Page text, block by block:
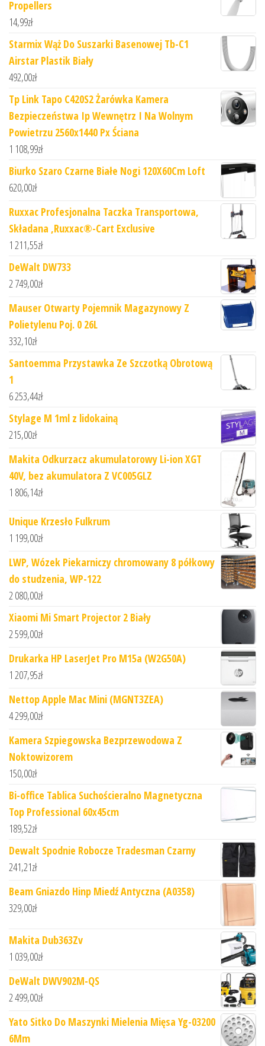
Propellers
14,99zł
Starmix Wąż Do Suszarki Basenowej Tb-C1
Airstar Plastik Biały
492,00zł
Tp Link Tapo C420S2 Żarówka Kamera
Bezpieczeństwa Ip Wewnętrz I Na Wolnym
Powietrzu 2560x1440 Px Ściana
1 108,99zł
Biurko Szaro Czarne Białe Nogi 120X60Cm Loft
620,00zł
Ruxxac Profesjonalna Taczka Transportowa,
Składana ,Ruxxac®-Cart Exclusive
1 211,55zł
DeWalt DW733
2 749,00zł
Mauser Otwarty Pojemnik Magazynowy Z
Polietylenu Poj. 0 26L
332,10zł
Santoemma Przystawka Ze Szczotką Obrotową
1
6 253,44zł
Stylage M 1ml z lidokainą
215,00zł
Makita Odkurzacz akumulatorowy Li-ion XGT
40V, bez akumulatora Z VC005GLZ
1 806,14zł
Unique Krzesło Fulkrum
1 199,00zł
LWP, Wózek Piekarniczy chromowany 8 półkowy
do studzenia, WP-122
2 080,00zł
Xiaomi Mi Smart Projector 2 Biały
2 599,00zł
Drukarka HP LaserJet Pro M15a (W2G50A)
1 207,95zł
Nettop Apple Mac Mini (MGNT3ZEA)
4 299,00zł
Kamera Szpiegowska Bezprzewodowa Z
Noktowizorem
150,00zł
Bi-office Tablica Suchościeralno Magnetyczna
Top Professional 60x45cm
189,52zł
Dewalt Spodnie Robocze Tradesman Czarny
241,21zł
Beam Gniazdo Hinp Miedź Antyczna (A0358)
329,00zł
Makita Dub363Zv
1 039,00zł
DeWalt DWV902M-QS
2 499,00zł
Yato Sitko Do Maszynki Mielenia Mięsa Yg-03200
6Mm